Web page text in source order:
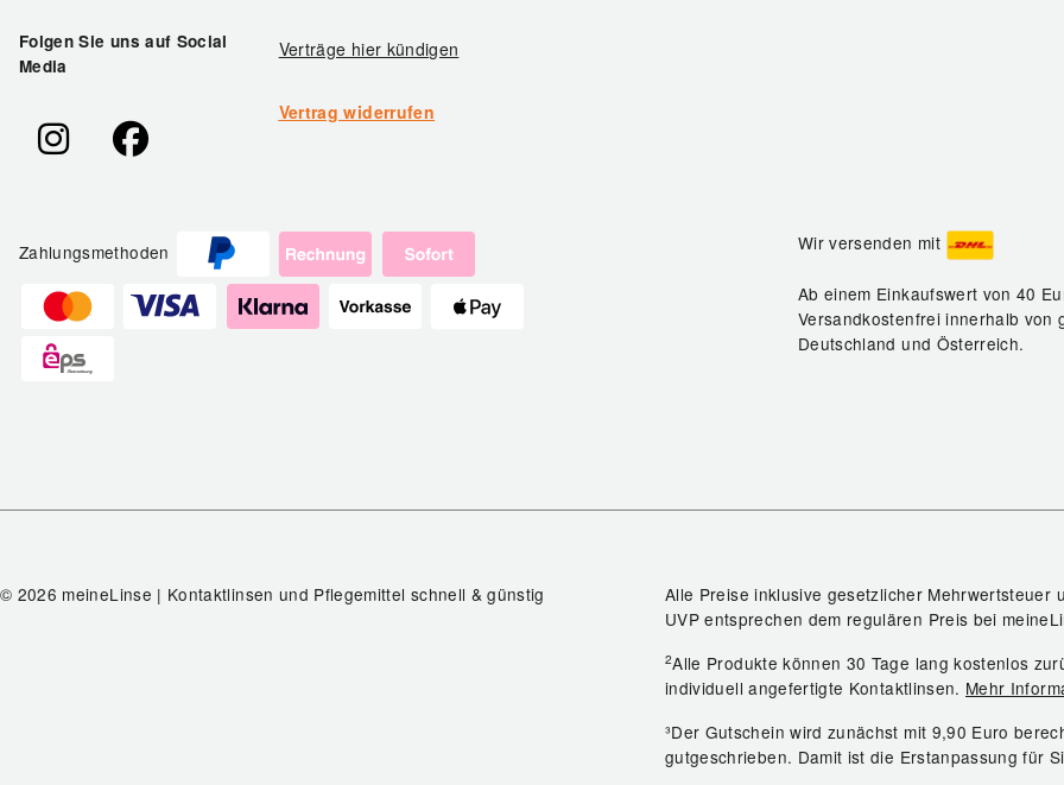
Folgen Sie uns auf Social
Media
Verträge hier kündigen
Vertrag widerrufen
Zahlungsmethoden Wir versenden mit
Ab einem Einkaufswert von 40
Versandkostenfrei innerhalb von
Deutschland und Österreich.
© 2026 meineLinse | Kontaktlinsen und Pflegemittel schnell & günstig
Alle Preise inklusive gesetzlicher Mehrwertsteuer
UVP entsprechen dem regulären Preis bei
2Alle Produkte können 30 Tage lang kostenlos
individuell angefertigte Kontaktlinsen. Mehr
³Der Gutschein wird zunächst mit 9,90 Euro
gutgeschrieben. Damit ist die Erstanpassung für